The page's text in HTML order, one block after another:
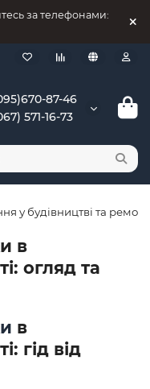
за телефонами:
87-46
571-16-73
у будівництві та
в
огляд та
в
гід від